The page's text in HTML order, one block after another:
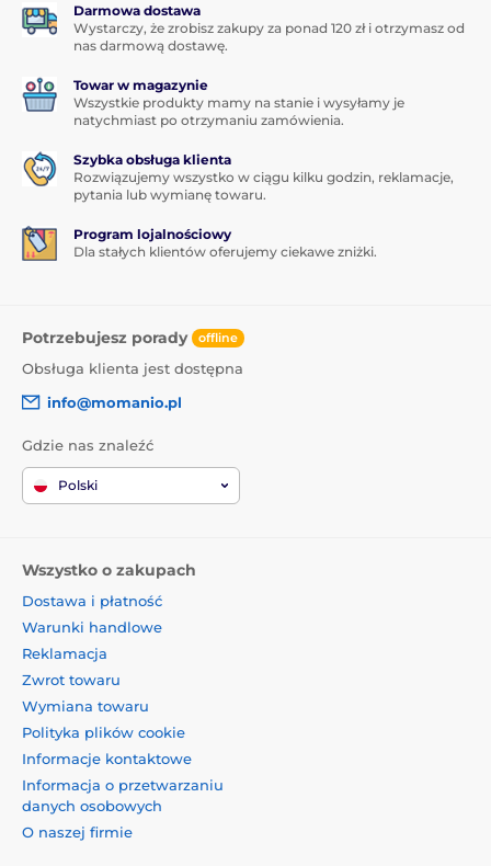
Darmowa dostawa
Wystarczy, że zrobisz zakupy za ponad 120 zł i otrzymasz od
nas darmową dostawę.
Towar w magazynie
Wszystkie produkty mamy na stanie i wysyłamy je
natychmiast po otrzymaniu zamówienia.
Szybka obsługa klienta
Rozwiązujemy wszystko w ciągu kilku godzin, reklamacje,
pytania lub wymianę towaru.
Program lojalnościowy
Dla stałych klientów oferujemy ciekawe zniżki.
Potrzebujesz porady offline
Obsługa klienta jest dostępna
info@momanio.pl
Gdzie nas znaleźć
Polski
Wszystko o zakupach
Dostawa i płatność
Warunki handlowe
Reklamacja
Zwrot towaru
Wymiana towaru
Polityka plików cookie
Informacje kontaktowe
Informacja o przetwarzaniu
danych osobowych
O naszej firmie